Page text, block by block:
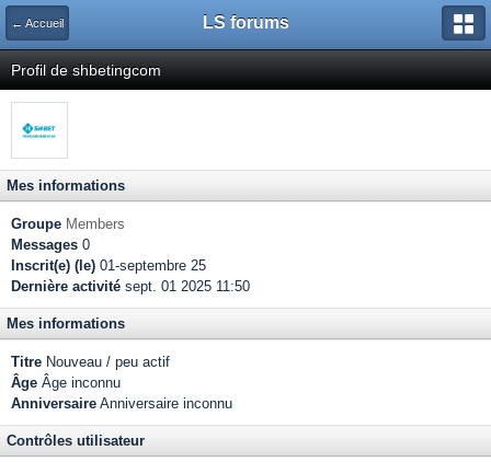
← Accueil LS forums
Profil de shbetingcom
Mes informations
Groupe Members
Messages 0
Inscrit(e) (le) 01-septembre 25
Dernière activité sept. 01 2025 11:50
Mes informations
Titre Nouveau / peu actif
Âge Âge inconnu
Anniversaire Anniversaire inconnu
Contrôles utilisateur